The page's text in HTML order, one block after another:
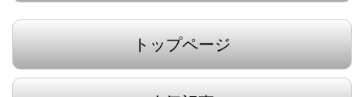
トップページ